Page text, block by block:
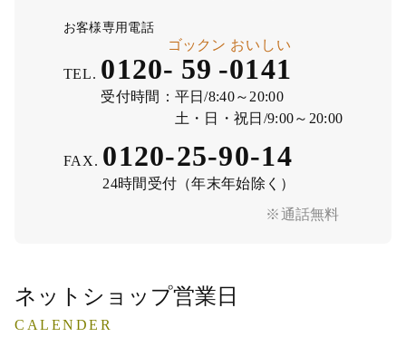
※通話無料
お客様専用電話
TEL. 0120- 59
ゴックン
-0141
おいしい
受付時間： 平日/8:40～20:00
土・日・祝日/9:00～20:00
FAX. 0120-25-90-14
24時間受付（年末年始除く）
ネットショップ営業日
CALENDER